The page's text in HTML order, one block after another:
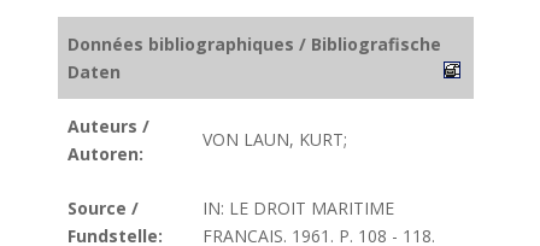
Données bibliographiques / Bibliografische
Daten
Auteurs /
Autoren:
VON LAUN, KURT;
Source /
Fundstelle:
IN: LE DROIT MARITIME
FRANCAIS. 1961. P. 108 - 118.